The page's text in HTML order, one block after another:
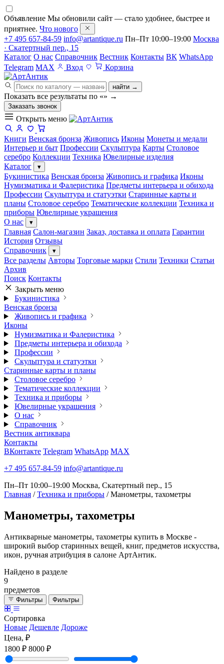
Объявление Мы обновили сайт — стало удобнее, быстрее и
приятнее. Что нового
+7 495 657-84-59 info@artantique.ru Пн–Пт 10:00–19:00 Москва
· Скатертный пер., 15
Каталог О нас Справочник Вестник Контакты ВК WhatsApp
Telegram MAX Вход Корзина
найти →
Показать все результаты по «» →
Заказать звонок
Открыть меню
Книги Венская бронза Живопись Иконы Монеты и медали
Интерьер и быт Профессии Скульптура Карты Столовое
серебро Коллекции Техника Ювелирные изделия
Каталог
▾
Букинистика Венская бронза Живопись и графика Иконы
Нумизматика и Фалеристика Предметы интерьера и обихода
Профессии Скульптура и статуэтки Старинные карты и
планы Столовое серебро Тематические коллекции Техника и
приборы Ювелирные украшения
О нас
▾
Главная Салон-магазин Заказ, доставка и оплата Гарантии
История Отзывы
Справочник
▾
Все разделы Авторы Торговые марки Стили Техники Статьи
Архив
Поиск Контакты
Закрыть меню
Букинистика
Венская бронза
Живопись и графика
Иконы
Нумизматика и Фалеристика
Предметы интерьера и обихода
Профессии
Скульптура и статуэтки
Старинные карты и планы
Столовое серебро
Тематические коллекции
Техника и приборы
Ювелирные украшения
О нас
Справочник
Вестник антиквара
Контакты
ВКонтакте Telegram WhatsApp MAX
+7 495 657-84-59 info@artantique.ru
Пн–Пт 10:00–19:00 Москва, Скатертный пер., 15
Главная / Техника и приборы / Манометры, тахометры
Манометры, тахометры
Антикварные манометры, тахометры купить в Москве -
широкий выбор старинных вещей, книг, предметов искусства,
икон, ручная атрибуция в салоне АртАнтик.
Найдено в разделе
9
предметов
Фильтры Фильтры
Сортировка
Новые Дешевле Дороже
Цена, ₽
1800 ₽ 8000 ₽